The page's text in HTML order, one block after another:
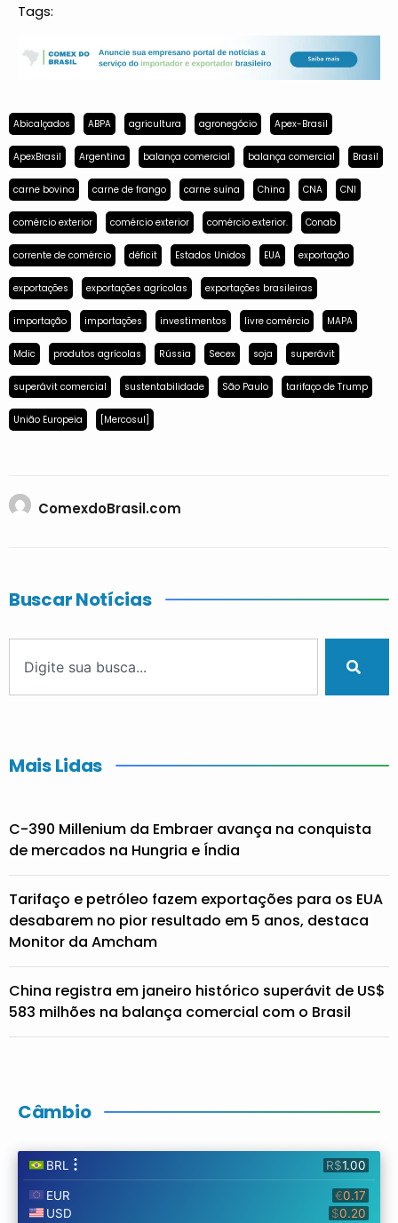
Tags:
Abicalçados ABPA agricultura agronegócio Apex-Brasil
ApexBrasil Argentina balança comercial balança comercial Brasil
carne bovina carne de frango carne suína China CNA CNI
comércio exterior comércio exterior comércio exterior. Conab
corrente de comércio déficit Estados Unidos EUA exportação
exportações exportações agrícolas exportações brasileiras
importação importações investimentos livre comércio MAPA
Mdic produtos agrícolas Rússia Secex soja superávit
superávit comercial sustentabilidade São Paulo tarifaço de Trump
União Europeia [Mercosul]
ComexdoBrasil.com
Buscar Notícias
Mais Lidas
C-390 Millenium da Embraer avança na conquista
de mercados na Hungria e Índia
Tarifaço e petróleo fazem exportações para os EUA
desabarem no pior resultado em 5 anos, destaca
Monitor da Amcham
China registra em janeiro histórico superávit de US$
583 milhões na balança comercial com o Brasil
Câmbio